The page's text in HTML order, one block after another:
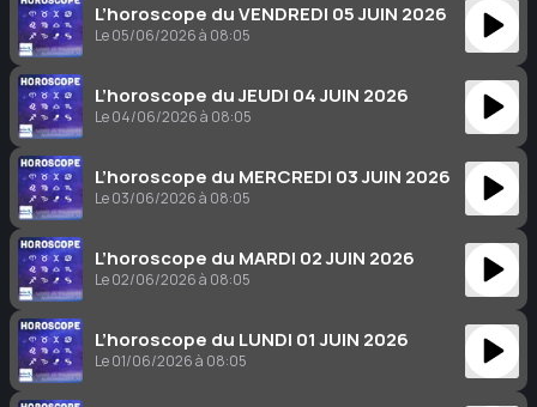
L’horoscope du VENDREDI 05 JUIN 2026
Le 05/06/2026 à 08:05
L’horoscope du JEUDI 04 JUIN 2026
Le 04/06/2026 à 08:05
L’horoscope du MERCREDI 03 JUIN 2026
Le 03/06/2026 à 08:05
L’horoscope du MARDI 02 JUIN 2026
Le 02/06/2026 à 08:05
L’horoscope du LUNDI 01 JUIN 2026
Le 01/06/2026 à 08:05